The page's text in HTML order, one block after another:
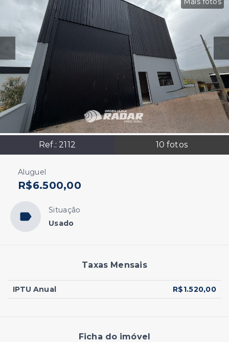
Ref.: 2112 10 fotos
Aluguel
R$6.500,00
Situação
Usado
Taxas Mensais
IPTU Anual R$1.520,00
Ficha do imóvel